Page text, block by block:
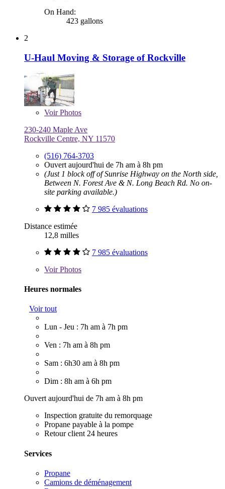
On Hand:
423 gallons
2
U-Haul Moving & Storage of Rockville
VoirPhotos
230-240 Maple Ave
Rockville Centre, NY 11570
(516) 764-3703
Ouvert aujourd'hui de 7h am à 8h pm
(Just 1 block off of Sunrise Highway on the North side,
Between N. Forest Ave & N. Long Beach Rd. No on-
site parking available.)
7 985 évaluations
Distance estimée
12,8 milles
7 985 évaluations
VoirPhotos
Heures normales
Voir tout
Lun - Jeu : 7h am à 7h pm
Ven : 7h am à 8h pm
Sam : 6h30 am à 8h pm
Dim : 8h am à 6h pm
Ouvert aujourd'hui de 7h am à 8h pm
Inspection gratuite du remorquage
Propane payable à la pompe
Retour client 24 heures
Services
Propane
Camions de déménagement